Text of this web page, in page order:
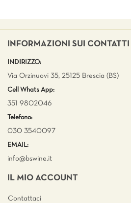
INFORMAZIONI SUI CONTATTI
INDIRIZZO:
Via Orzinuovi 35, 25125 Brescia (BS)
Cell Whats App:
351 9802046
Telefono:
030 3540097
EMAIL:
info@bswine.it
IL MIO ACCOUNT
Contattaci